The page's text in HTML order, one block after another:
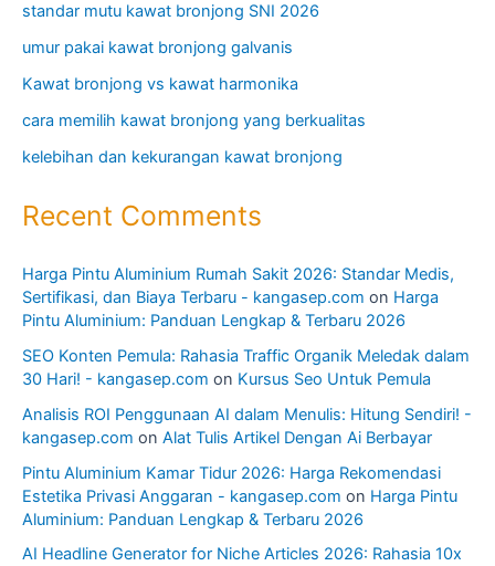
standar mutu kawat bronjong SNI 2026
umur pakai kawat bronjong galvanis
Kawat bronjong vs kawat harmonika
cara memilih kawat bronjong yang berkualitas
kelebihan dan kekurangan kawat bronjong
Recent Comments
Harga Pintu Aluminium Rumah Sakit 2026: Standar Medis,
Sertifikasi, dan Biaya Terbaru - kangasep.com on Harga
Pintu Aluminium: Panduan Lengkap & Terbaru 2026
SEO Konten Pemula: Rahasia Traffic Organik Meledak dalam
30 Hari! - kangasep.com on Kursus Seo Untuk Pemula
Analisis ROI Penggunaan AI dalam Menulis: Hitung Sendiri! -
kangasep.com on Alat Tulis Artikel Dengan Ai Berbayar
Pintu Aluminium Kamar Tidur 2026: Harga Rekomendasi
Estetika Privasi Anggaran - kangasep.com on Harga Pintu
Aluminium: Panduan Lengkap & Terbaru 2026
AI Headline Generator for Niche Articles 2026: Rahasia 10x